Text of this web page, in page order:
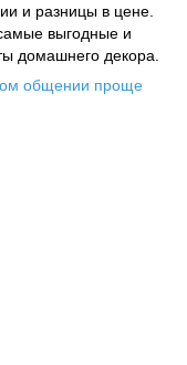
и разницы в цене.
выгодные и
домашнего декора.
общении проще